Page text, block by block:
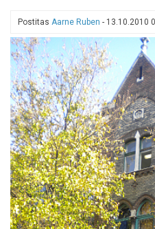
Postitas Aarne Ruben - 13.10.2010